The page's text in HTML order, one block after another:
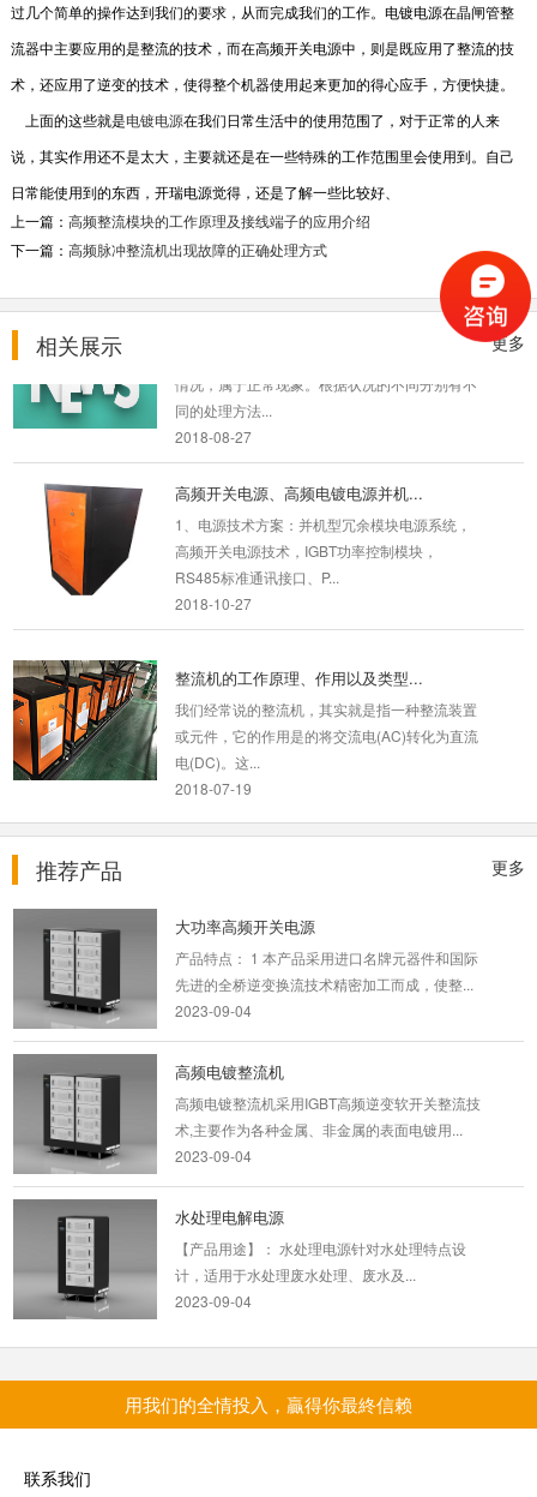
过几个简单的操作达到我们的要求，从而完成我们的工作。电镀电源在晶闸管整
流器中主要应用的是整流的技术，而在高频开关电源中，则是既应用了整流的技
术，还应用了逆变的技术，使得整个机器使用起来更加的得心应手，方便快捷。
上面的这些就是电镀电源在我们日常生活中的使用范围了，对于正常的人来
说，其实作用还不是太大，主要就还是在一些特殊的工作范围里会使用到。自己
日常能使用到的东西，开瑞电源觉得，还是了解一些比较好、
上一篇： 高频整流模块的工作原理及接线端子的应用介绍
下一篇： 高频脉冲整流机出现故障的正确处理方式
更多
相关展示
问：请问高频电镀电源如何安装使用？ 答：您可
以根据以下五点方法和相关步骤来正确的安装使
2018-08-12
高频开关电源工作原理
交流输入电压(AC)经EMI滤波电路滤波一些电网
压直流(DC)。再...
2018-08-08
高频开关电源维修各异常状况
同的处理方法...
2018-08-27
高频开关电源、高频电镀电源并机...
1、电源技术方案：并机型冗余模块电源系统，
高频开关电源技术，IGBT功率控制模块，
RS485标准通讯接口、P...
2018-10-27
整流机的工作原理、作用以及类型...
我们经常说的整流机，其实就是指一种整流装置
或元件，它的作用是的将交流电(AC)转化为直流
电(DC)。这...
2018-07-19
电镀电源整流机故障与解决方案
2018-07-27
高频电镀整流器电流调不上去
一般情况下电流显示负数可能是数字显示表受
潮。电压可以调上去,电流很小,0575-88625121
真不会 是,P...
2020-06-17
开瑞电镀整流器厂家:怎样区分电...
就会发现高频电镀直流电源的种类真的很多。那
2018-09-20
问：请问高频电镀电源如何安装使用？ 答：您可
用高频...
2018-08-12
更多
推荐产品
大功率高频开关电源
产品特点： 1 本产品采用进口名牌元器件和国际
先进的全桥逆变换流技术精密加工而成，使整...
2023-09-04
高频电镀整流机
高频电镀整流机采用IGBT高频逆变软开关整流技
术,主要作为各种金属、非金属的表面电镀用...
2023-09-04
水处理电解电源
【产品用途】： 水处理电源针对水处理特点设
计，适用于水处理废水处理、废水及...
2023-09-04
功能应用 性能特点： 1.规格：宽范围输出 输出
电压0-600V，电流0-3000A内任选； 2.采...
用我们的全情投入，贏得你最終信赖
联系我们